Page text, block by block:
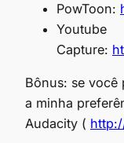
PowToon:
Youtube
Capture:
Bônus: se você
a minha
Audacity (